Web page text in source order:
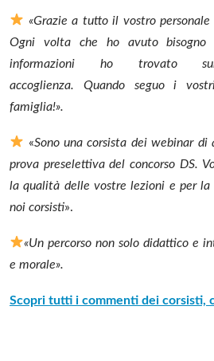
«Grazie a tutto il vostro
Ogni volta che ho avuto bisogno
informazioni ho trovato
accoglienza. Quando seguo i
famiglia!».
«Sono una corsista dei webinar di
prova preselettiva del concorso DS.
la qualità delle vostre lezioni e per la
noi corsisti».
«Un percorso non solo didattico e
e morale».
Scopri tutti i commenti dei corsisti,